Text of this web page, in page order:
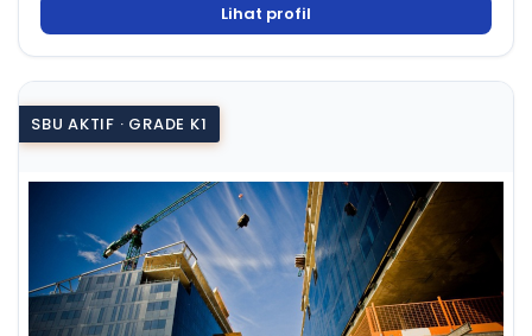
Lihat profil
SBU AKTIF · GRADE K1